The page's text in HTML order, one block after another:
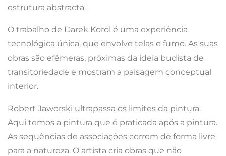
estrutura abstracta.
O trabalho de Darek Korol é uma experiência
tecnológica única, que envolve telas e fumo. As suas
obras são efémeras, próximas da ideia budista de
transitoriedade e mostram a paisagem conceptual
interior.
Robert Jaworski ultrapassa os limites da pintura.
Aqui temos a pintura que é praticada após a pintura.
As sequências de associações correm de forma livre
para a natureza. O artista cria obras que não